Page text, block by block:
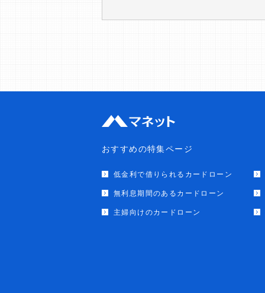
おすすめの特集ページ
低金利で借りられるカードローン
無利息期間のあるカードローン
主婦向けのカードローン